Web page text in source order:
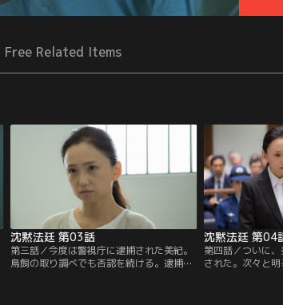
Free Related Items
沈黙法廷 第03話
第三話／今度は警視庁に逮捕された美紀。
鳥飼の取り調べでも否認を続ける。逮捕の
沈黙法廷 第04
第四話／ついに
された。次々と